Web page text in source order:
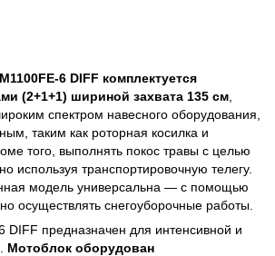
6 DIFF комплектуется
(2+1+1) шириной захвата 135 см
спектром навесного оборудования,
таким как роторная косилка и
того, выполнять покос травы с целью
используя транспортировочную телегу.
модель универсальна ― с помощью
осуществлять снегоуборочные работы.
DIFF предназначен для интенсивной и
Мотоблок оборудован